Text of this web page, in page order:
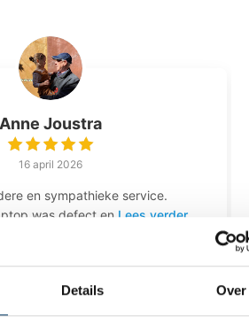
Details Over
Anne Joustra
16 april 2026
en sympathieke service.
was defect en Lees verder